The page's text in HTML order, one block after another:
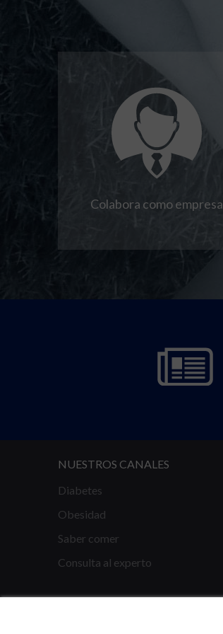
Colabora como empresa
NUESTROS CANALES
Diabetes
Obesidad
Saber comer
Consulta al experto